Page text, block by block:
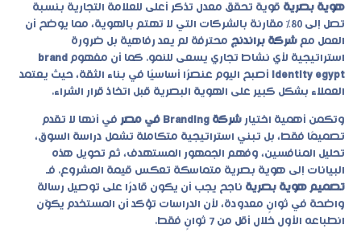
هوية بصرية قوية تحقق معدل تذكر أعلى للعلامة التجارية بنسبة
تصل إلى 80% مقارنة بالشركات التي لا تهتم بالهوية، مما يوضح أن
العمل مع شركة براندنج محترفة لم يعد رفاهية بل ضرورة
استراتيجية لأي نشاط تجاري يسعى للنمو. كما أن مفهوم brand
identity egypt أصبح اليوم عنصرًا أساسيًا في بناء الثقة، حيث يعتمد
العملاء بشكل كبير على الهوية البصرية قبل اتخاذ قرار الشراء.
وتكمن أهمية اختيار شركة Branding في مصر
في أنها لا تقدم
تصميمًا فقط، بل تبني استراتيجية متكاملة تشمل دراسة السوق،
تحليل المنافسين، وفهم الجمهور المستهدف، ثم تحويل هذه
البيانات إلى هوية بصرية متماسكة تعكس قيمة المشروع. فـ
تصميم هوية بصرية ناجح يجب أن يكون قادرًا على توصيل رسالة
واضحة في ثوانٍ معدودة، لأن الدراسات تؤكد أن المستخدم يكوّن
انطباعه الأول خلال أقل من 7 ثوانٍ فقط.